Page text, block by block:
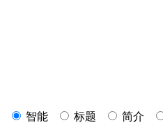
智能
标题 简介